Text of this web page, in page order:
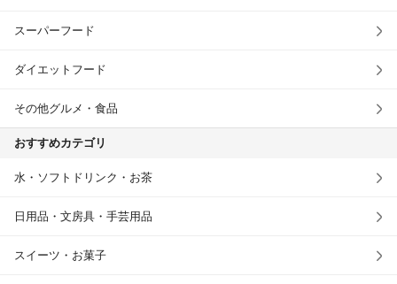
スーパーフード
ダイエットフード
その他グルメ・食品
おすすめカテゴリ
水・ソフトドリンク・お茶
日用品・文房具・手芸用品
スイーツ・お菓子